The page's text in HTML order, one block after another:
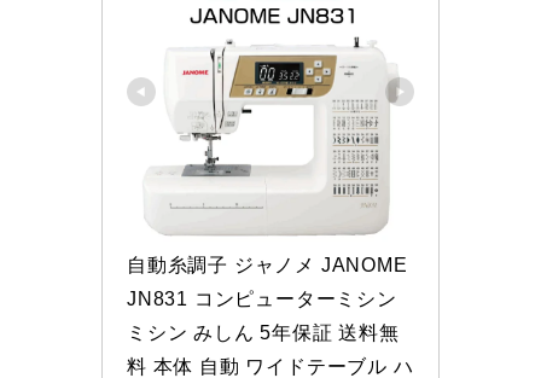
自動糸調子 ジャノメ JANOME
JN831 コンピューターミシン
ミシン みしん 5年保証 送料無
料 本体 自動 ワイドテーブル ハ